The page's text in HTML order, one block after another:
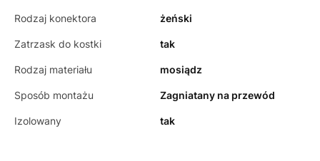
Rodzaj konektora żeński
Zatrzask do kostki tak
Rodzaj materiału mosiądz
Sposób montażu Zagniatany na przewód
Izolowany tak